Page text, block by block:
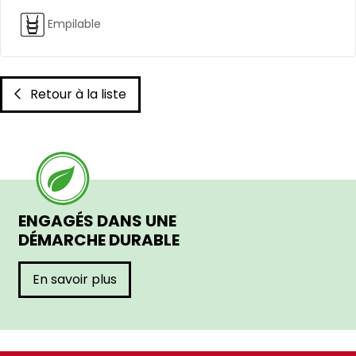
Empilable
Retour à la liste
ENGAGÉS DANS UNE
DÉMARCHE DURABLE
En savoir plus